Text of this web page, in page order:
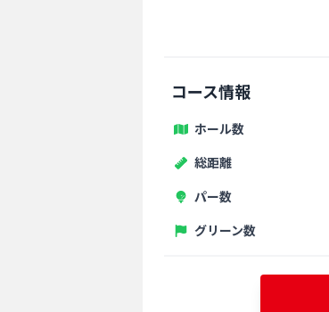
コース情報
ホール数
総距離
パー数
グリーン数